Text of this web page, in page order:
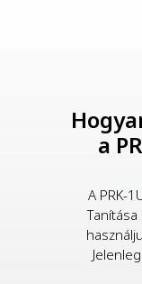
A PRK-
a